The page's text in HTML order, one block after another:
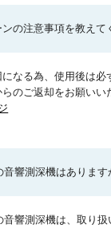
の注意事項を教えて
なる為、使用後は必
のご返却をお願いい
音響測深機はあります
響測深機は、取り扱